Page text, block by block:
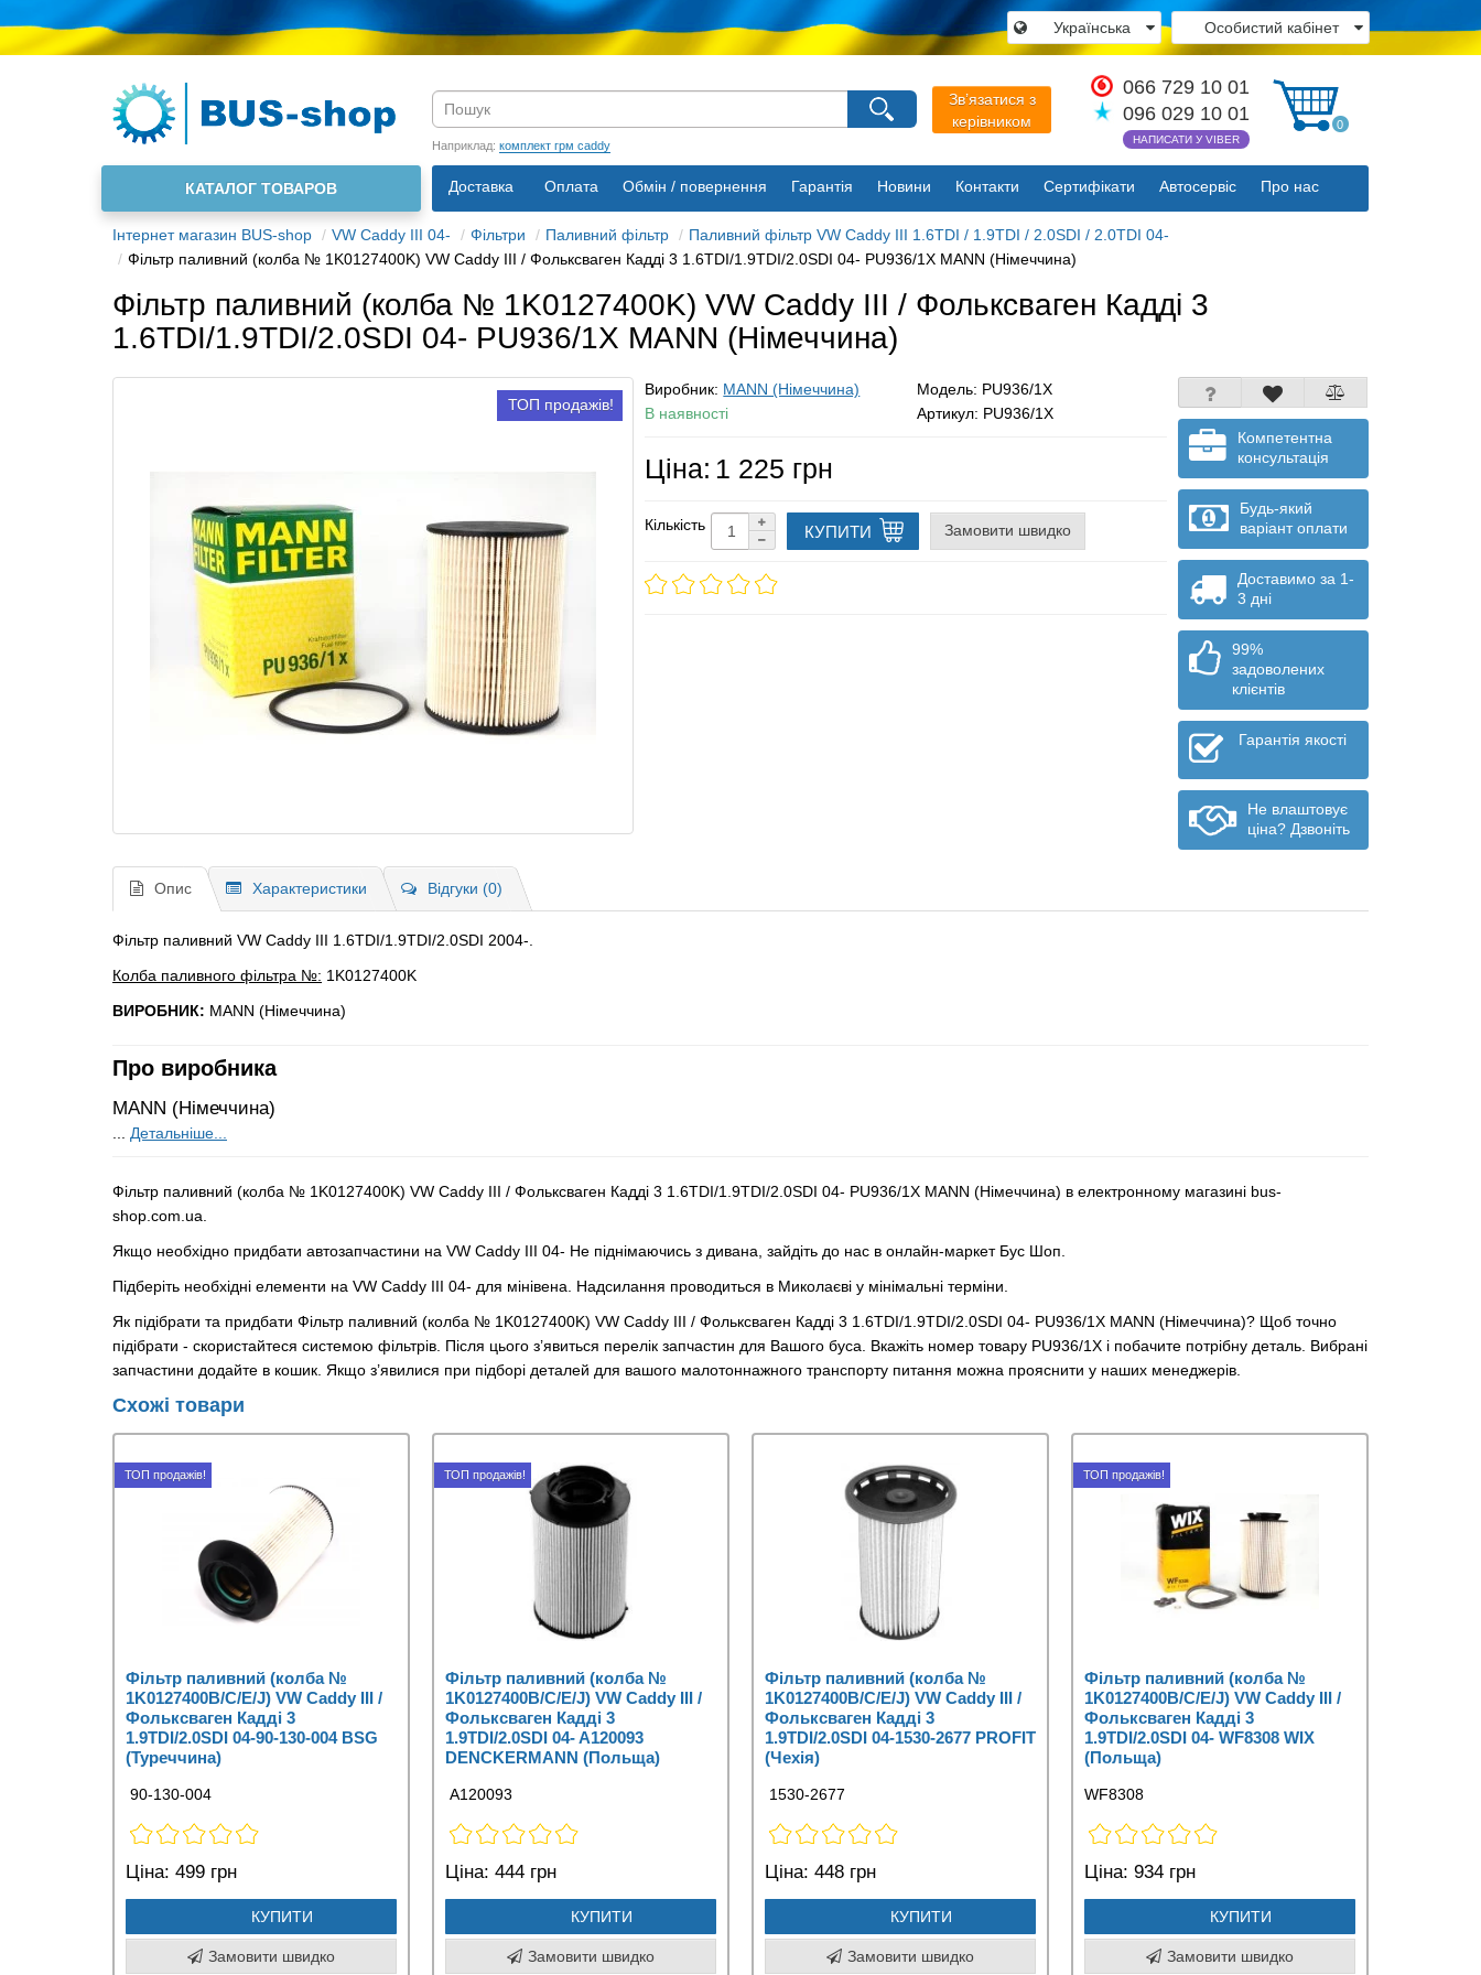
Особистий кабінет
Українська
Зв’язатися з
керівником
066 729 10 01
096 029 10 01
НАПИСАТИ У VIBER
0
Наприклад: комплект грм caddy
Доставка Оплата Обмін / повернення Гарантія Новини Контакти Сертифікати Автосервіс Про нас
КАТАЛОГ ТОВАРОВ
Інтернет магазин BUS-shop VW Caddy III 04- Фільтри Паливний фільтр
Паливний фільтр VW Caddy III 1.6TDI / 1.9TDI / 2.0SDI / 2.0TDI 04-
Фільтр паливний (колба № 1K0127400K) VW Caddy III / Фольксваген Кадді 3 1.6TDI/1.9TDI/2.0SDI 04- PU936/1X MANN (Німеччина)
×
Мова магазину
Русский
Українська
Закрити
Фільтр паливний (колба № 1K0127400K) VW Caddy III / Фольксваген Кадді 3
1.6TDI/1.9TDI/2.0SDI 04- PU936/1X MANN (Німеччина)
ТОП продажів!
Виробник: MANN (Німеччина) Модель: PU936/1X
В наявності
Артикул: PU936/1X
Ціна: 1 225 грн
Кількість КУПИТИ Замовити швидко
Компетентна
консультація
Будь-який
варіант оплати
Доставимо за 1-
3 дні
99%
задоволених
клієнтів
Гарантія якості
Не влаштовує
ціна? Дзвоніть
Опис Характеристики Відгуки (0)
Фільтр паливний VW Caddy ІІІ 1.6TDI/1.9TDI/2.0SDI 2004-.
Колба паливного фільтра №: 1K0127400K
ВИРОБНИК: MANN (Німеччина)
Про виробника
MANN (Німеччина)
Детальніше...
Фільтр паливний (колба № 1K0127400K) VW Caddy III / Фольксваген Кадді 3 1.6TDI/1.9TDI/2.0SDI 04- PU936/1X MANN (Німеччина) в електронному магазині bus-
shop.com.ua.
Якщо необхідно придбати автозапчастини на VW Caddy III 04- Не піднімаючись з дивана, зайдіть до нас в онлайн-маркет Бус Шоп.
Підберіть необхідні елементи на VW Caddy III 04- для мінівена. Надсилання проводиться в Миколаєві у мінімальні терміни.
Як підібрати та придбати Фільтр паливний (колба № 1K0127400K) VW Caddy III / Фольксваген Кадді 3 1.6TDI/1.9TDI/2.0SDI 04- PU936/1X MANN (Німеччина)? Щоб точно
підібрати - скористайтеся системою фільтрів. Після цього з’явиться перелік запчастин для Вашого буса. Вкажіть номер товару PU936/1X і побачите потрібну деталь. Вибрані
запчастини додайте в кошик. Якщо з’явилися при підборі деталей для вашого малотоннажного транспорту питання можна прояснити у наших менеджерів.
Схожі товари
ТОП продажів!
Фільтр паливний (колба №
1K0127400B/C/E/J) VW Caddy III /
Фольксваген Кадді 3
1.9TDI/2.0SDI 04-90-130-004 BSG
(Туреччина)
90-130-004
Ціна: 499 грн
КУПИТИ
Замовити швидко
ТОП продажів!
Фільтр паливний (колба №
1K0127400B/C/E/J) VW Caddy III /
Фольксваген Кадді 3
1.9TDI/2.0SDI 04- A120093
DENCKERMANN (Польща)
A120093
Ціна: 444 грн
КУПИТИ
Замовити швидко
Фільтр паливний (колба №
1K0127400B/C/E/J) VW Caddy III /
Фольксваген Кадді 3
1.9TDI/2.0SDI 04-1530-2677 PROFIT
(Чехія)
1530-2677
Ціна: 448 грн
КУПИТИ
Замовити швидко
ТОП продажів!
Фільтр паливний (колба №
1K0127400B/C/E/J) VW Caddy III /
Фольксваген Кадді 3
1.9TDI/2.0SDI 04- WF8308 WIX
(Польща)
WF8308
Ціна: 934 грн
КУПИТИ
Замовити швидко